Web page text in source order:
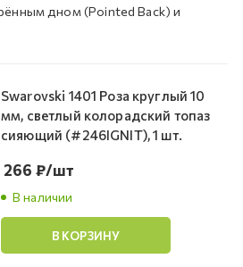
дном (Pointed Back) и
Swarovski 1401 Роза круглый 10
мм, светлый колорадский топаз
сияющий (#246IGNIT), 1 шт.
В наличии
266 ₽/шт
В КОРЗИНУ